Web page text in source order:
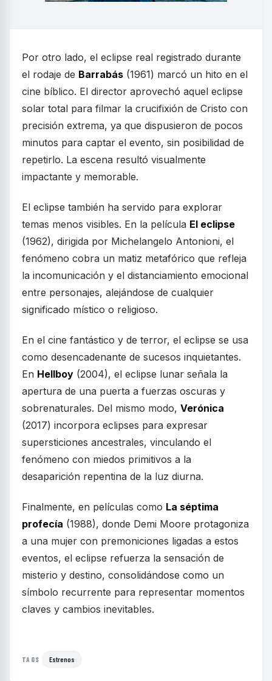
Por otro lado, el eclipse real registrado durante
el rodaje de Barrabás (1961) marcó un hito en el
cine bíblico. El director aprovechó aquel eclipse
solar total para filmar la crucifixión de Cristo con
precisión extrema, ya que dispusieron de pocos
minutos para captar el evento, sin posibilidad de
repetirlo. La escena resultó visualmente
impactante y memorable.
El eclipse también ha servido para explorar
temas menos visibles. En la película El eclipse
(1962), dirigida por Michelangelo Antonioni, el
fenómeno cobra un matiz metafórico que refleja
la incomunicación y el distanciamiento emocional
entre personajes, alejándose de cualquier
significado místico o religioso.
En el cine fantástico y de terror, el eclipse se usa
como desencadenante de sucesos inquietantes.
En Hellboy (2004), el eclipse lunar señala la
apertura de una puerta a fuerzas oscuras y
sobrenaturales. Del mismo modo, Verónica
(2017) incorpora eclipses para expresar
supersticiones ancestrales, vinculando el
fenómeno con miedos primitivos a la
desaparición repentina de la luz diurna.
Finalmente, en películas como La séptima
profecía (1988), donde Demi Moore protagoniza
a una mujer con premoniciones ligadas a estos
eventos, el eclipse refuerza la sensación de
misterio y destino, consolidándose como un
símbolo recurrente para representar momentos
claves y cambios inevitables.
TAGS Estrenos